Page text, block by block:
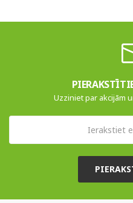
Uzziniet par akcijām